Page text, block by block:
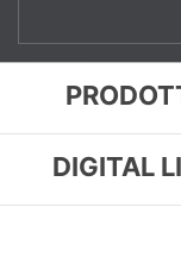
DIGITAL